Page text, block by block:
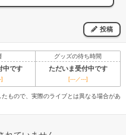
投稿
グッズの待ち時間
中です ただいま受付中です
[---／---]
もので、実際のライブとは異なる場合があ